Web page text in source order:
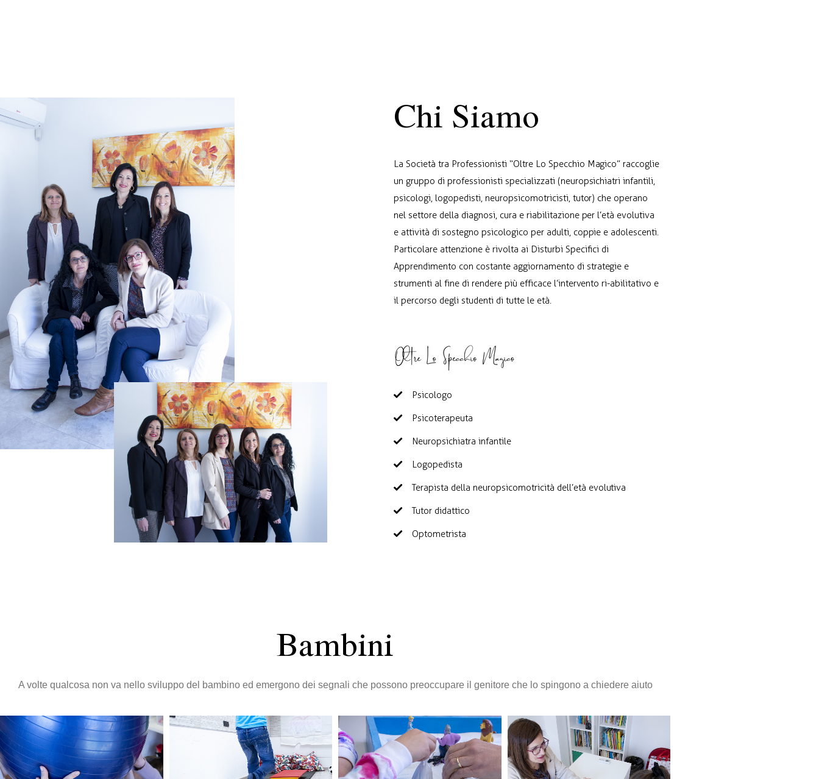
Chi Siamo
La Società tra Professionisti “Oltre Lo Specchio Magico” raccoglie
un gruppo di professionisti specializzati (neuropsichiatri infantili,
psicologi, logopedisti, neuropsicomotricisti, tutor) che operano
nel settore della diagnosi, cura e riabilitazione per l’età evolutiva
e attività di sostegno psicologico per adulti, coppie e adolescenti.
Particolare attenzione è rivolta ai Disturbi Specifici di
Apprendimento con costante aggiornamento di strategie e
strumenti al fine di rendere più efficace l’intervento ri-abilitativo e
il percorso degli studenti di tutte le età.
Psicologo
Psicoterapeuta
Neuropsichiatra infantile
Logopedista
Terapista della neuropsicomotricità dell’età evolutiva
Tutor didattico
Optometrista
Bambini
A volte qualcosa non va nello sviluppo del bambino ed emergono dei segnali che possono preoccupare il genitore che lo spingono a chiedere aiuto